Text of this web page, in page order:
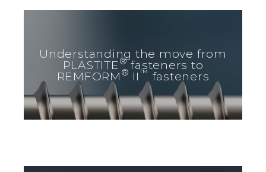
Understanding the move from
PLASTITE ®fasteners to
REMFORM ® II™ fasteners